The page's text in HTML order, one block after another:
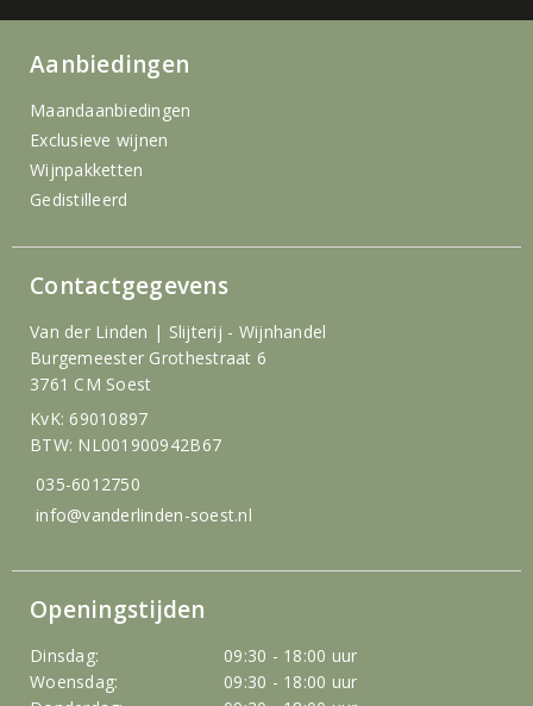
Aanbiedingen
Maandaanbiedingen
Exclusieve wijnen
Wijnpakketten
Gedistilleerd
Contactgegevens
Van der Linden | Slijterij - Wijnhandel
Burgemeester Grothestraat 6
3761 CM Soest
KvK: 69010897
BTW: NL001900942B67
035-6012750
info@vanderlinden-soest.nl
Openingstijden
Dinsdag:
09:30 - 18:00 uur
Woensdag:
09:30 - 18:00 uur